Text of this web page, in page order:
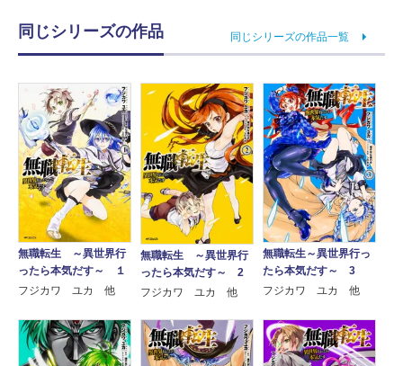
同じシリーズの作品 同じシリーズの作品一覧
無職転生 ～異世界行
ったら本気だす～ １
フジカワ ユカ 他
無職転生 ～異世界行
ったら本気だす～ 2
フジカワ ユカ 他
無職転生～異世界行っ
たら本気だす～ 3
フジカワ ユカ 他